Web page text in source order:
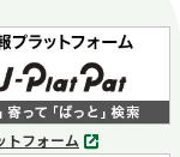
トフォーム